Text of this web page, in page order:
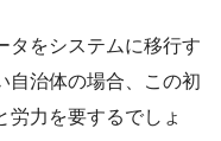
タをシステムに移行す
自治体の場合、この初
労力を要するでしょ